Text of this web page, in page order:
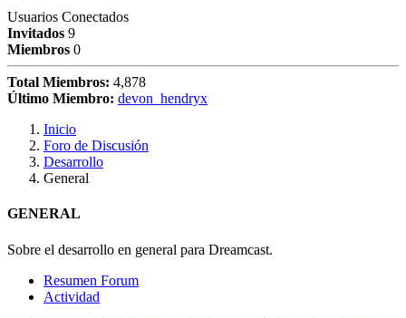
Usuarios Conectados
Invitados 9
Miembros 0
Total Miembros: 4,878
Último Miembro: devon_hendryx
Inicio
Foro de Discusión
Desarrollo
General
GENERAL
Sobre el desarrollo en general para Dreamcast.
Resumen Forum
Actividad